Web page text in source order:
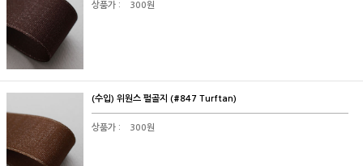
상품가 : 300원
(수입) 위원스 펄골지 (#847 Turftan)
상품가 : 300원